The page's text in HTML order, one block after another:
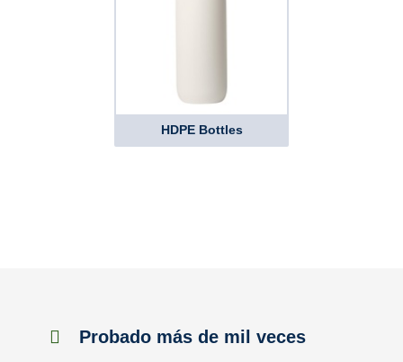
HDPE Bottles
Probado más de mil veces